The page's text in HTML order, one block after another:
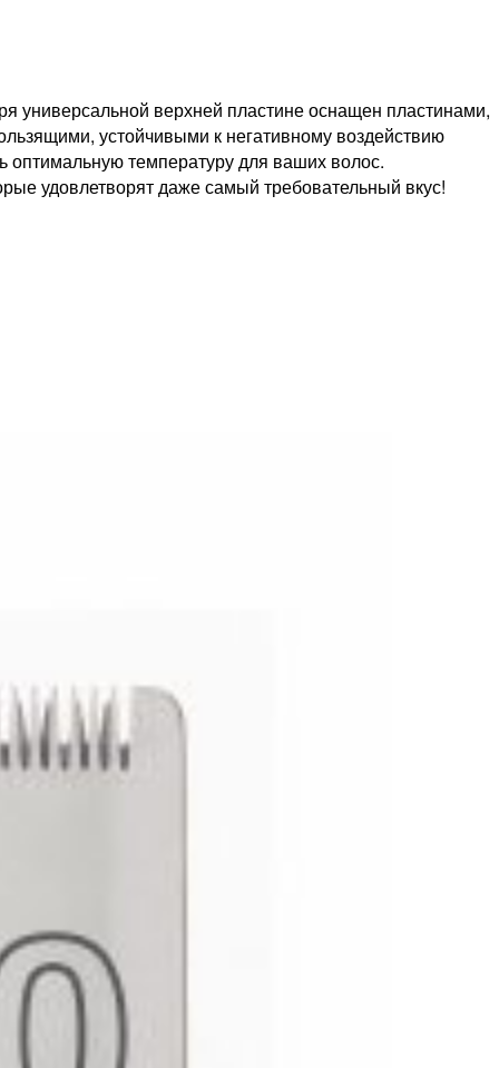
универсальной верхней пластине оснащен пластинами,
устойчивыми к негативному воздействию
оптимальную температуру для ваших волос.
удовлетворят даже самый требовательный вкус!